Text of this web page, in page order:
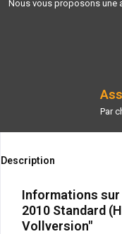
Nous vous proposons une
Par
Description
Informations
2010 Standard
Vollversion"